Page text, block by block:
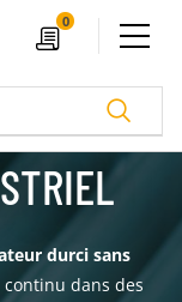
0
Devis Ouvrir le menu
durci sans
dans des